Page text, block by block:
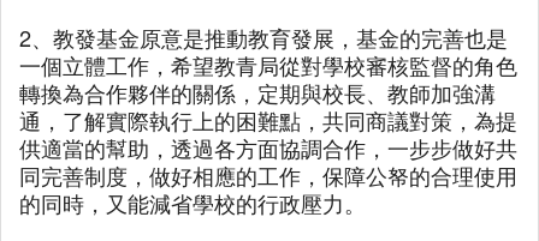
2、教發基金原意是推動教育發展，基金的完善也是
一個立體工作，希望教青局從對學校審核監督的角色
轉換為合作夥伴的關係，定期與校長、教師加強溝
通，了解實際執行上的困難點，共同商議對策，為提
供適當的幫助，透過各方面協調合作，一步步做好共
同完善制度，做好相應的工作，保障公帑的合理使用
的同時，又能減省學校的行政壓力。